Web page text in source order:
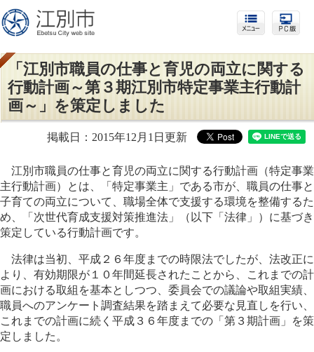
「江別市職員の仕事と育児の両立に関する
行動計画～第３期江別市特定事業主行動計
画～」を策定しました
掲載日：2015年12月1日更新
江別市職員の仕事と育児の両立に関する行動計画（特定事業
主行動計画）とは、「特定事業主」である市が、職員の仕事と
子育ての両立について、職場全体で支援する環境を整備するた
め、「次世代育成支援対策推進法」（以下「法律」）に基づき
策定している行動計画です。
法律は当初、平成２６年度までの時限法でしたが、法改正に
より、有効期限が１０年間延長されたことから、これまでの計
画における取組を基本としつつ、委員会での議論や取組実績、
職員へのアンケート調査結果を踏まえて必要な見直しを行い、
これまでの計画に続く平成３６年度までの「第３期計画」を策
定しました。